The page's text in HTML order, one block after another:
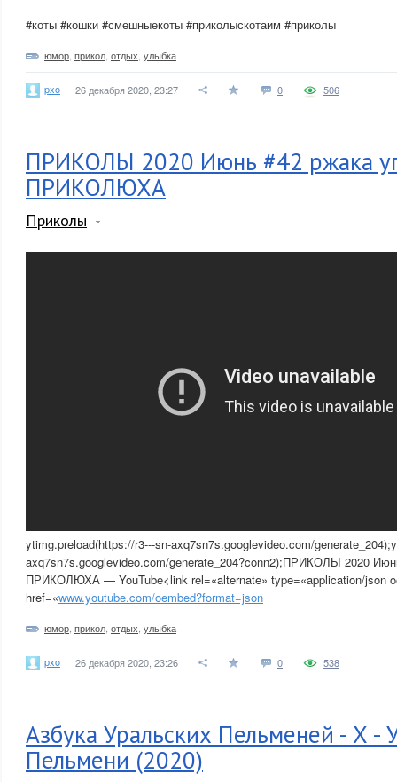
#коты #кошки #смешныекоты #приколыскотаим #приколы
юмор прикол отдых улыбка
pxo 26 декабря 2020, 23:27 0 506
ПРИКОЛЫ 2020 Июнь #42 ржака
ПРИКОЛЮХА
Приколы
ytimg.preload(https://r3---sn-axq7sn7s.googlevideo.com/
axq7sn7s.googlevideo.com/generate_204?conn2);ПРИКОЛЫ 2020
ПРИКОЛЮХА — YouTube<link rel=«alternate» type=«application/json
href=«www.youtube.com/oembed?format=json
юмор прикол отдых улыбка
pxo 26 декабря 2020, 23:26 0 538
Азбука Уральских Пельменей - Х -
Пельмени (2020)